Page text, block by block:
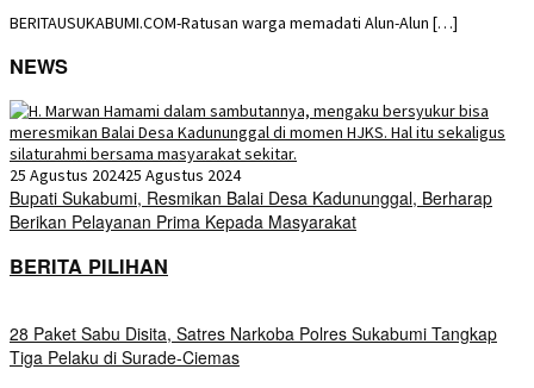
BERITAUSUKABUMI.COM-Ratusan warga memadati Alun-Alun […]
NEWS
25 Agustus 202425 Agustus 2024
Bupati Sukabumi, Resmikan Balai Desa Kadununggal, Berharap
Berikan Pelayanan Prima Kepada Masyarakat
BERITA PILIHAN
28 Paket Sabu Disita, Satres Narkoba Polres Sukabumi Tangkap
Tiga Pelaku di Surade-Ciemas